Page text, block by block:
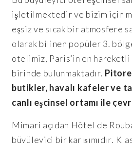
işletilmektedir ve bizim için
eşsiz ve sıcak bir atmosfere
olarak bilinen popüler 3.
otelimiz, Paris’in en
birinde bulunmaktadır.
butikler, havalı kafeler ve
canlı eşcinsel ortamı ile
Mimari açıdan Hôtel de
büyüleyici bir karışımıdır.